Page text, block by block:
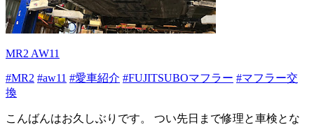
MR2 AW11
#MR2 #aw11 #愛車紹介 #FUJITSUBOマフラー #マフラー交
換
こんばんはお久しぶりです。 つい先日まで修理と車検とな